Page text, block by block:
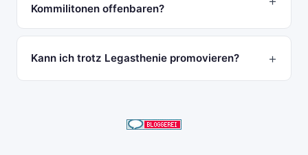
Kommilitonen offenbaren?
Kann ich trotz Legasthenie promovieren?